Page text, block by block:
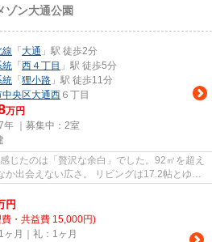
ゾン大通公園
線 「 大通 」駅 徒歩2分
統 「 西４丁目 」駅 徒歩5分
統 「 狸小路 」駅 徒歩11分
央区大通西 ６丁目
万円
｜募集中： 2室
じたのは「贅沢な余白」でした。92㎡を超え
。 リビングは17.2帖とゆと
円
・共益費 15,000円)
ヶ月｜礼：1ヶ月